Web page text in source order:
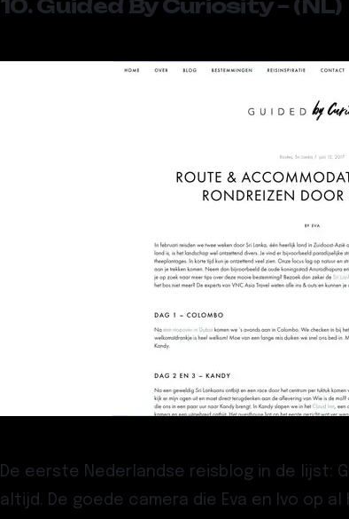
10. Guided By Curiosity – (NL)
De eerste Nederlandse reisblog in de lijst:
altijd. De goede camera die Eva en Ivo op